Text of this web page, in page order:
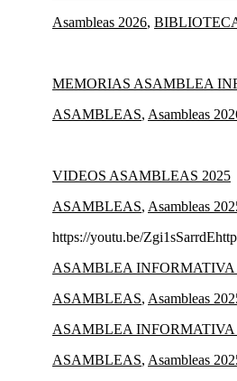
Asambleas 2026,
MEMORIAS ASAMBLEA
ASAMBLEAS, Asambleas
VIDEOS ASAMBLEAS 2025
ASAMBLEAS, Asambleas
https://youtu.be/
ASAMBLEA
ASAMBLEAS, Asambleas
ASAMBLEA
ASAMBLEAS, Asambleas